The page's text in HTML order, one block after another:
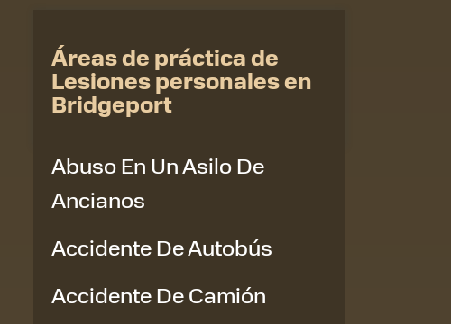
Áreas de práctica de
Lesiones personales en
Bridgeport
Abuso En Un Asilo De
Ancianos
Accidente De Autobús
Accidente De Camión